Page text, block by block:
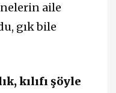
aile
gık bile
kılıfı şöyle